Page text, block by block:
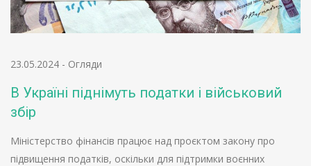
23.05.2024 - Огляди
В Україні піднімуть податки і військовий
збір
Міністерство фінансів працює над проєктом закону про
підвищення податків, оскільки для підтримки воєнних